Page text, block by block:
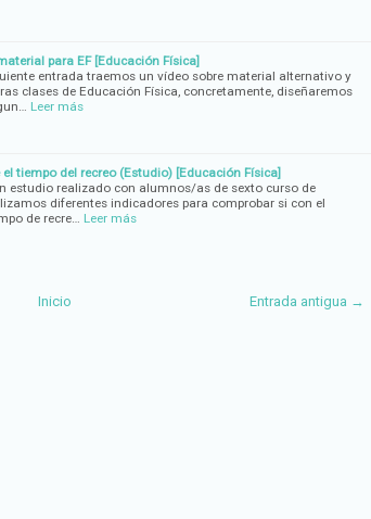
para EF [Educación Física]
entrada traemos un vídeo sobre material alternativo y
clases de Educación Física, concretamente, diseñaremos
Leer más
tiempo del recreo (Estudio) [Educación Física]
estudio realizado con alumnos/as de sexto curso de
diferentes indicadores para comprobar si con el
de recre… Leer más
Entrada antigua →
Inicio